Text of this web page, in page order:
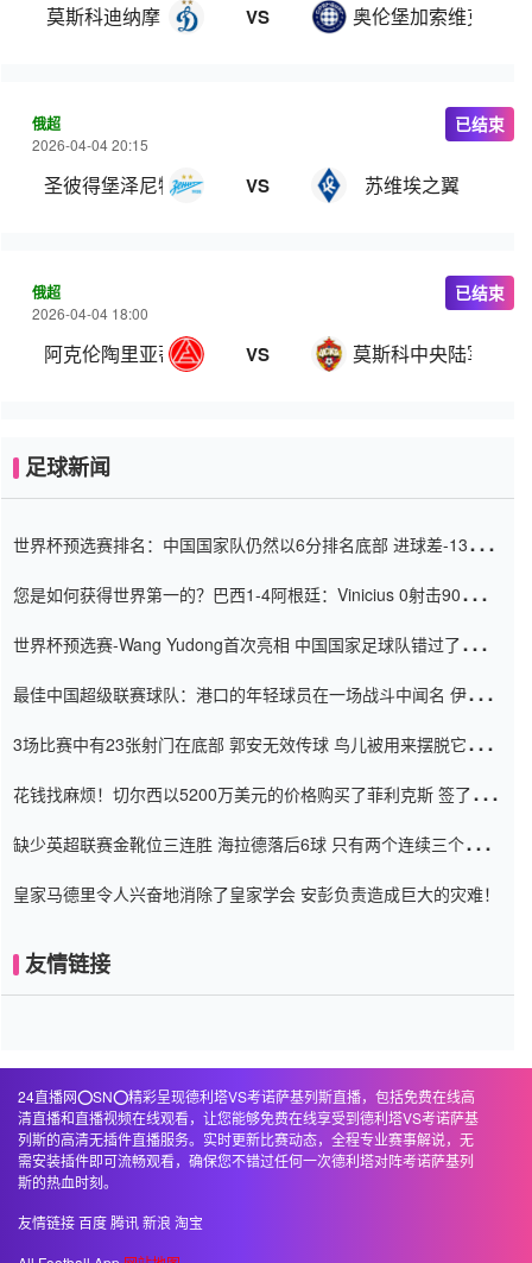
莫斯科迪纳摩 VS 奥伦堡加索维克
俄超
2026-04-04 20:15
圣彼得堡泽尼特 VS 苏维埃之翼
已结束
俄超
2026-04-04 18:00
阿克伦陶里亚蒂 VS 莫斯科中央陆军
已结束
足球新闻
世界杯预选赛排名：中国国家队仍然以6分排名底部 进球差-13令人
您是如何获得世界第一的？巴西1-4阿根廷：Vinicius 0射击90分钟
世界杯预选赛-Wang Yudong首次亮相 中国国家足球队错过了世界
最佳中国超级联赛球队：港口的年轻球员在一场战斗中闻名 伊万放
3场比赛中有23张射门在底部 郭安无效传球 鸟儿被用来摆脱它
花钱找麻烦！切尔西以5200万美元的价格购买了菲利克斯 签了7年
缺少英超联赛金靴位三连胜 海拉德落后6球 只有两个连续三个连续
皇家马德里令人兴奋地消除了皇家学会 安彭负责造成巨大的灾难！
友情链接
24直播网⭕️SN⭕️精彩呈现德利塔VS考诺萨基列斯直播，包括免费在线高
清直播和直播视频在线观看，让您能够免费在线享受到德利塔VS考诺萨基
列斯的高清无插件直播服务。实时更新比赛动态，全程专业赛事解说，无
需安装插件即可流畅观看，确保您不错过任何一次德利塔对阵考诺萨基列
斯的热血时刻。
友情链接百度腾讯新浪 淘宝